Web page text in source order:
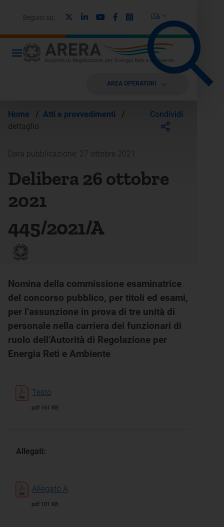
ITA
Seguici su: LinkedinYoutubeFacebook
Instagram
AREA OPERATORI
Home / Atti e provvedimenti
/
dettaglio
Condividi
Data pubblicazione: 27 ottobre 2021
Delibera 26 ottobre
2021
445/2021/A
Nomina della commissione esaminatrice
del concorso pubblico, per titoli ed esami,
per l’assunzione in prova di tre unità di
personale nella carriera dei funzionari di
ruolo dell’Autorità di Regolazione per
Energia Reti e Ambiente
Testo
pdf 161 KB
Allegati:
Allegato A
pdf 101 KB